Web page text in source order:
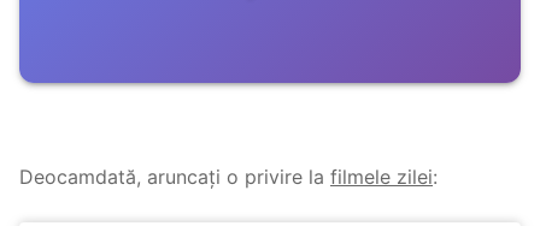
Deocamdată, aruncați o privire la filmele zilei: